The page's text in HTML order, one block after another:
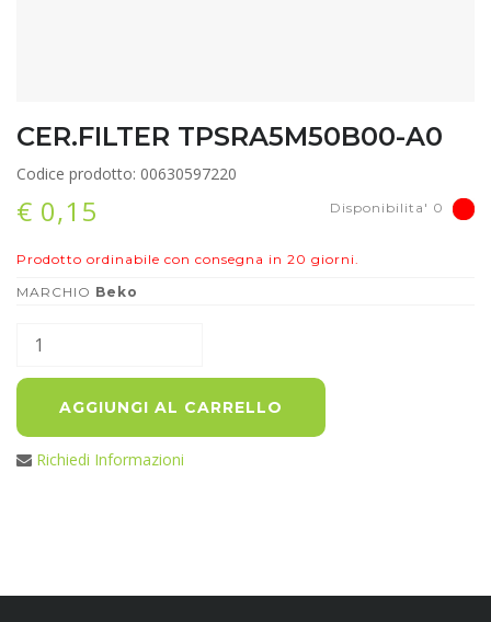
CER.FILTER TPSRA5M50B00-A0
Codice prodotto: 00630597220
€ 0,15 Disponibilita' 0
Prodotto ordinabile con consegna in 20 giorni.
MARCHIO Beko
AGGIUNGI AL CARRELLO
Richiedi Informazioni